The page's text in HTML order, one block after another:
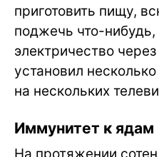
приготовить пищу,
поджечь что-нибудь,
электричество
установил
на нескольких
Иммунитет к ядам
На протяжении